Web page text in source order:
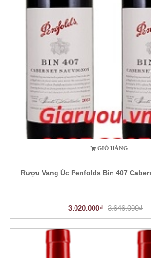
GIỎ HÀNG
Rượu Vang Úc Penfolds Bin 407
3.020.000₫ 3.646.000₫